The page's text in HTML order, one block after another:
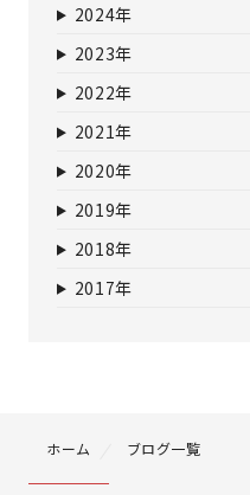
2024年
2023年
2022年
2021年
2020年
2019年
2018年
2017年
ホーム ブログ一覧